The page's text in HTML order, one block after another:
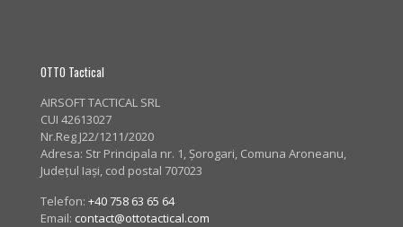
OTTO Tactical
AIRSOFT TACTICAL SRL
CUI 42613027
Nr.Reg J22/1211/2020
Adresa: Str Principala nr. 1, Șorogari, Comuna Aroneanu,
Județul Iași, cod postal 707023
Telefon: +40 758 63 65 64
Email: contact@ottotactical.com